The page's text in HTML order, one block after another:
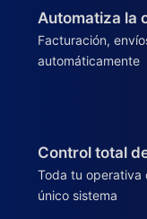
Automatiza la
Facturación,
automáticamente
Control total
Toda tu operativa
único sistema